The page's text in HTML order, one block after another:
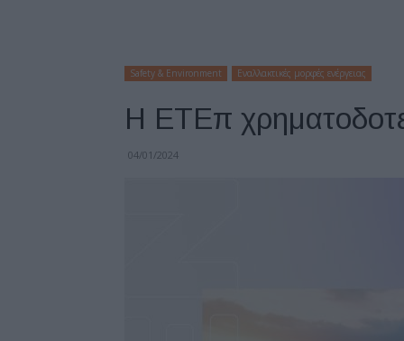
Safety & Environment Εναλλακτικές μορφές ενέργειας
H ΕΤΕπ
04/01/2024